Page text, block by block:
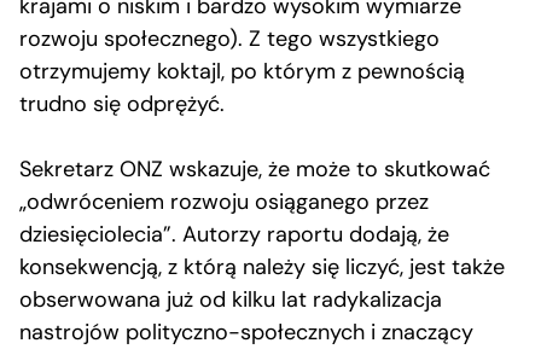
krajami o niskim i bardzo wysokim wymiarze
rozwoju społecznego). Z tego wszystkiego
otrzymujemy koktajl, po którym z pewnością
trudno się odprężyć.
Sekretarz ONZ wskazuje, że może to skutkować
„odwróceniem rozwoju osiąganego przez
dziesięciolecia”. Autorzy raportu dodają, że
konsekwencją, z którą należy się liczyć, jest także
obserwowana już od kilku lat radykalizacja
nastrojów polityczno-społecznych i znaczący